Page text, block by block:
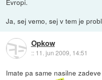
Ja, sej vemo, sej v tem je
Opkow
:: 11. jun 2009, 14:51
Imate pa same nasilne